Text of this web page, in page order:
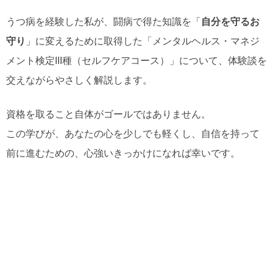
うつ病を経験した私が、闘病で得た知識を「 自分を守るお
守り 」に変えるために取得した「メンタルヘルス・マネジ
メント検定III種（セルフケアコース）」について、体験談を
交えながらやさしく解説します。
資格を取ること自体がゴールではありません。
この学びが、あなたの心を少しでも軽くし、自信を持って
前に進むための、心強いきっかけになれば幸いです。